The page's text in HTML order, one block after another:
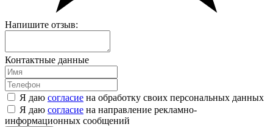
Напишите отзыв:
Контактные данные
Я даю согласие на обработку своих персональных данных
Я даю согласие на направление рекламно-
информационных сообщений